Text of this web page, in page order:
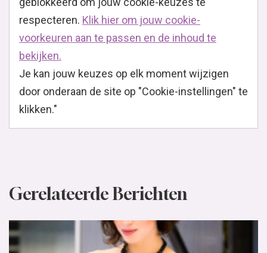
respecteren. Klik hier om jouw cookie-
voorkeuren aan te passen en de inhoud te
bekijken.
Je kan jouw keuzes op elk moment wijzigen
door onderaan de site op "Cookie-instellingen" te
klikken."
Gerelateerde Berichten